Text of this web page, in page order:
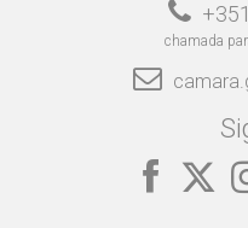
chamada